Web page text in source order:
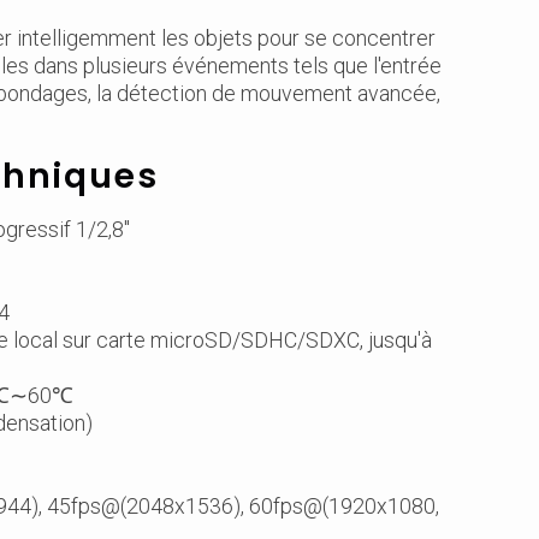
intelligemment les objets pour se concentrer
dans plusieurs événements tels que l'entrée
la détection de mouvement avancée,
1/2,8"
local sur carte microSD/SDHC/SDXC, jusqu'à
45fps@(2048x1536), 60fps@(1920x1080,